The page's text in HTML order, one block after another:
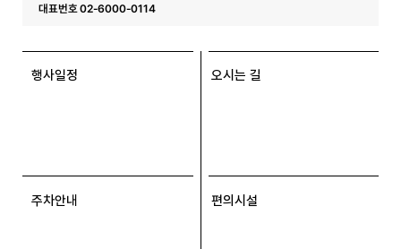
대표번호 02-6000-0114
행사일정 오시는 길
주차안내 편의시설